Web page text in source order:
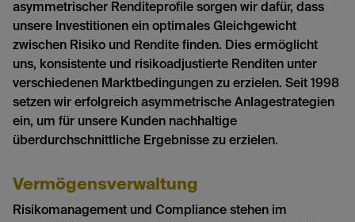
asymmetrischer Renditeprofile sorgen wir dafür, dass
unsere Investitionen ein optimales Gleichgewicht
zwischen Risiko und Rendite finden. Dies ermöglicht
uns, konsistente und risikoadjustierte Renditen unter
verschiedenen Marktbedingungen zu erzielen. Seit 1998
setzen wir erfolgreich asymmetrische Anlagestrategien
ein, um für unsere Kunden nachhaltige
überdurchschnittliche Ergebnisse zu erzielen.
Vermögensverwaltung
Risikomanagement und Compliance stehen im